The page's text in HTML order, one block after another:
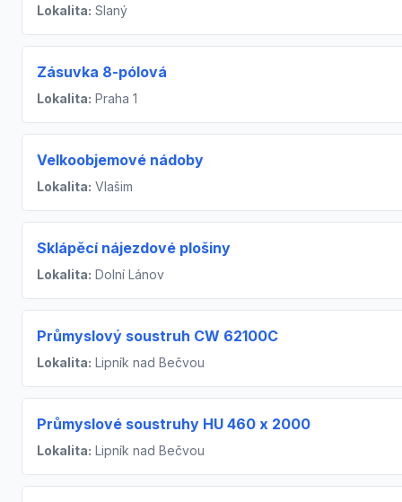
Lokalita: Slaný
Zásuvka 8-pólová
Lokalita: Praha 1
Velkoobjemové nádoby
Lokalita: Vlašim
Sklápěcí nájezdové plošiny
Lokalita: Dolní Lánov
Průmyslový soustruh CW 62100C
Lokalita: Lipník nad Bečvou
Průmyslové soustruhy HU 460 x 2000
Lokalita: Lipník nad Bečvou